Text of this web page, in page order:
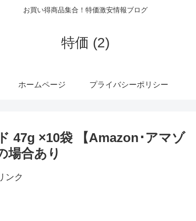
お買い得商品集合！特価激安情報ブログ
特価 (2)
ホームページ プライバシーポリシー
47g ×10袋 【Amazon･アマゾ
場合あり
ンク